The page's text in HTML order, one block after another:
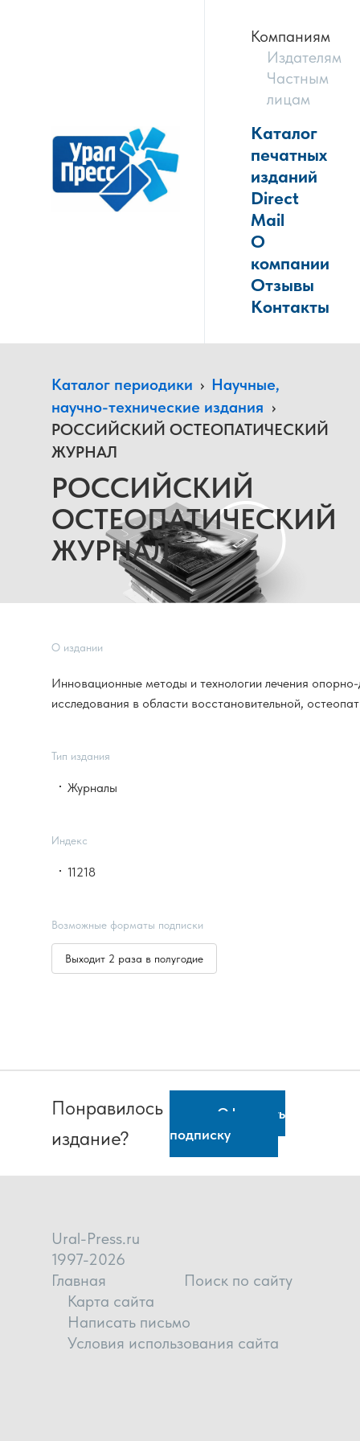
Компаниям
Издателям
Частным
лицам
Каталог
печатных
изданий
Direct
Mail
О
компании
Отзывы
Контакты
Каталог периодики › Научные,
научно-технические издания ›
РОССИЙСКИЙ ОСТЕОПАТИЧЕСКИЙ
ЖУРНАЛ
РОССИЙСКИЙ
ОСТЕОПАТИЧЕСКИЙ
ЖУРНАЛ
О издании
Инновационные методы и технологии лечения
исследования в области восстановительной,
Тип издания
Журналы
Индекс
11218
Возможные форматы подписки
Выходит 2 раза в полугодие
Понравилось
издание?
Оформить
подписку
Ural-Press.ru
1997-2026
Главная
Поиск по сайту
Карта сайта
Написать письмо
Условия использования сайта